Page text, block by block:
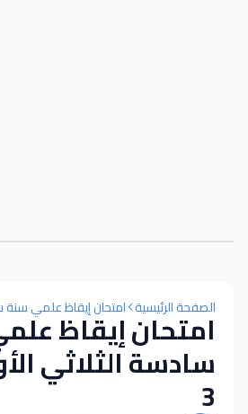
الصفحة الرئيسية امتحان إيقاظ علمي سنة
امتحان إيقاظ
سادسة الثلاثي
3